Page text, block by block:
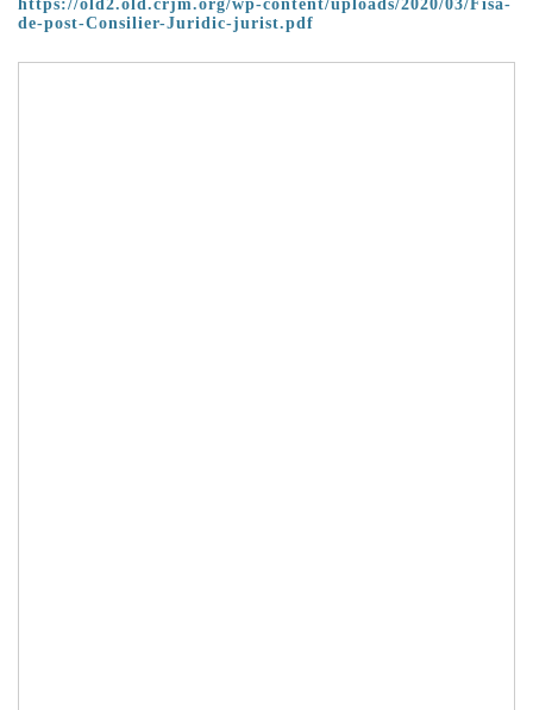
https://old2.old.crjm.org/wp-content/uploads/2020/03/Fisa-
de-post-Consilier-Juridic-jurist.pdf